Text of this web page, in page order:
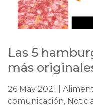
Las 5
más
26 May 2021 |
comunicación,